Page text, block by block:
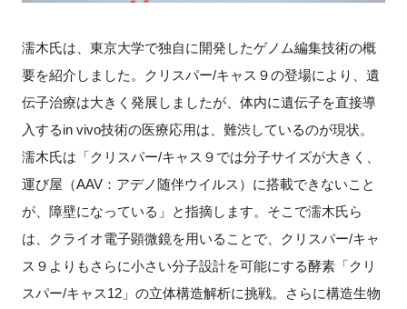
濡木氏は、東京大学で独自に開発したゲノム編集技術の概
要を紹介しました。クリスパー/キャス９の登場により、遺
伝子治療は大きく発展しましたが、体内に遺伝子を直接導
入するin vivo技術の医療応用は、難渋しているのが現状。
濡木氏は「クリスパー/キャス９では分子サイズが大きく、
運び屋（AAV：アデノ随伴ウイルス）に搭載できないこと
が、障壁になっている」と指摘します。そこで濡木氏ら
は、クライオ電子顕微鏡を用いることで、クリスパー/キャ
ス９よりもさらに小さい分子設計を可能にする酵素「クリ
スパー/キャス12」の立体構造解析に挑戦。さらに構造生物